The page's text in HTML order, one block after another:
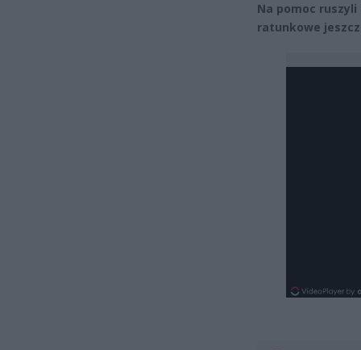
Na pomoc
ratunkowe